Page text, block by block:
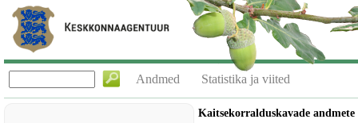
Andmed Statistika ja viited
Kaitsekorralduskavade